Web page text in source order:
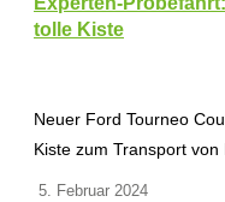
tolle Kiste
Neuer Ford Tourneo
Kiste zum Transport
5. Februar 2024